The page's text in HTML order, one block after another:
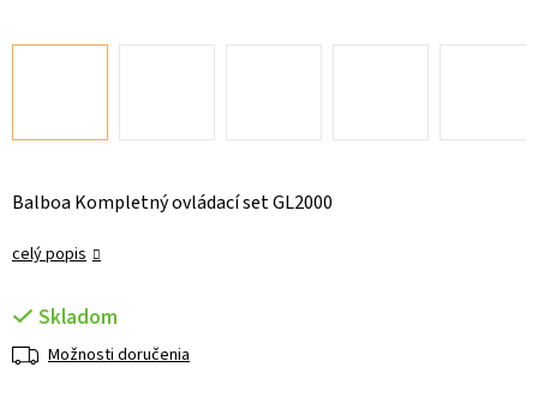
Balboa Kompletný ovládací set GL2000
celý popis
Skladom
Možnosti doručenia